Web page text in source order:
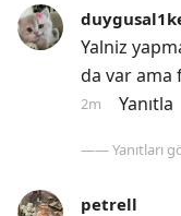
Yalniz
da var ama
2m Yanıtla
—— Yanıtları
petrell